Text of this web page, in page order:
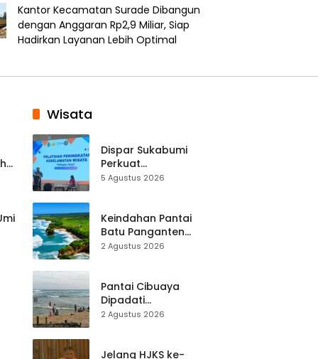
Kantor Kecamatan Surade Dibangun
dengan Anggaran Rp2,9 Miliar, Siap
Hadirkan Layanan Lebih Optimal
Wisata
Dispar Sukabumi
Perkuat
Keselamatan
Mitigasi hingga
Teknik Evakuasi
5 Agustus 2026
Keindahan Pantai
Batu Panganten
Mulai Dilirik
2 Agustus 2026
Pantai Cibuaya
Dipadati
Wisatawan,
Waspada
2 Agustus 2026
Jelang HJKS ke-